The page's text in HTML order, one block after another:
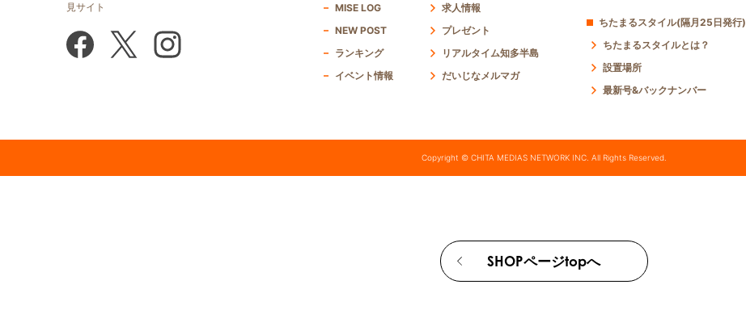
見サイト
MISE LOG
NEW POST
ランキング
イベント情報
求人情報
プレゼント
リアルタイム知多半島
だいじなメルマガ
ちたまるスタイル(隔月25日発行)
ちたまるスタイルとは？
設置場所
最新号&バックナンバー
Copyright © CHITA MEDIAS NETWORK INC. All Rights Reserved.
SHOPページtopへ